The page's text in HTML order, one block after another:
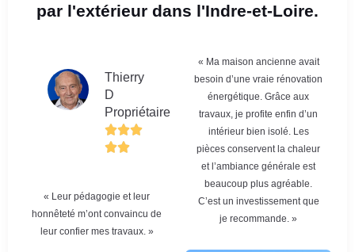
par l'extérieur dans l'Indre-et-Loire.
Thierry
D
Propriétaire
« Leur pédagogie et leur
honnêteté m’ont convaincu de
leur confier mes travaux. »
« Ma maison ancienne avait
besoin d’une vraie rénovation
énergétique. Grâce aux
travaux, je profite enfin d’un
intérieur bien isolé. Les
pièces conservent la chaleur
et l’ambiance générale est
beaucoup plus agréable.
C’est un investissement que
je recommande. »